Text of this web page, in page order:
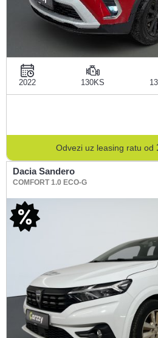
2022 130KS
Odvezi uz leasing ratu od
Dacia Sandero
COMFORT 1.0 ECO-G